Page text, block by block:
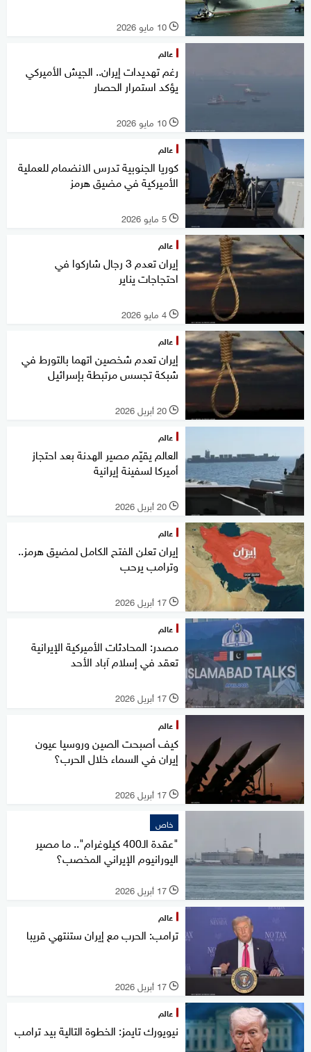
l 10 مايو 2026
عالم
رغم تهديدات إيران.. الجيش الأميركي
يؤكد استمرار الحصار
l 10 مايو 2026
عالم
كوريا الجنوبية تدرس الانضمام للعملية
الأميركية في مضيق هرمز
l 5 مايو 2026
عالم
إيران تعدم 3 رجال شاركوا في
احتجاجات يناير
l 4 مايو 2026
عالم
إيران تعدم شخصين اتهما بالتورط في
شبكة تجسس مرتبطة بإسرائيل
l 20 أبريل 2026
عالم
العالم يقيّم مصير الهدنة بعد احتجاز
أميركا لسفينة إيرانية
l 20 أبريل 2026
عالم
إيران تعلن الفتح الكامل لمضيق هرمز..
وترامب يرحب
l 17 أبريل 2026
عالم
مصدر: المحادثات الأميركية الإيرانية
تعقد في إسلام آباد الأحد
l 17 أبريل 2026
عالم
كيف أصبحت الصين وروسيا عيون
إيران في السماء خلال الحرب؟
l 17 أبريل 2026
خاص
"عقدة الـ400 كيلوغرام".. ما مصير
اليورانيوم الإيراني المخصب؟
l 17 أبريل 2026
عالم
ترامب: الحرب مع إيران ستنتهي قريبا
l 17 أبريل 2026
عالم
نيويورك تايمز: الخطوة التالية بيد ترامب